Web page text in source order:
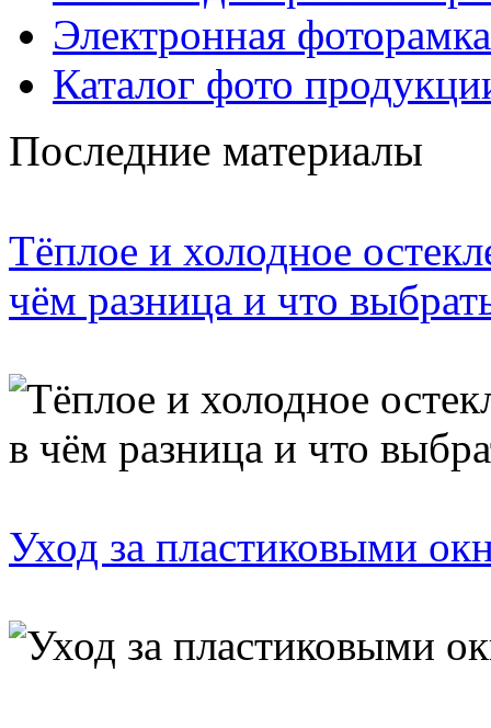
Электронная фоторамка
Каталог фото
Последние материалы
Тёплое и холодное
чём разница и что
Уход за пластиковыми